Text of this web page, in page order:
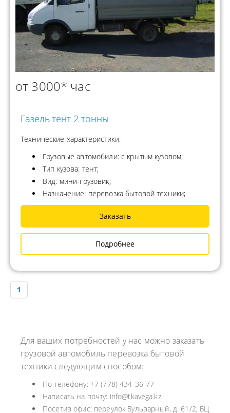
от 3000* час
Газель тент 2 тонны
Технические характеристики:
Грузовые автомобили: с крытым кузовом;
Тип кузова: тент;
Вид: мини-грузовик;
Назначение: перевозка бытовой техники;
Заказать
Подробнее
1
Для ваших потребностей у нас можно заказать
грузовой автомобиль перевозка бытовой
техники следующим способом:
По телефону: +7 (778) 434-36-77
Написать на почту: info@tkavega.kz
Посетив офис: переулок Бульварный, д. 61/2, БЦ